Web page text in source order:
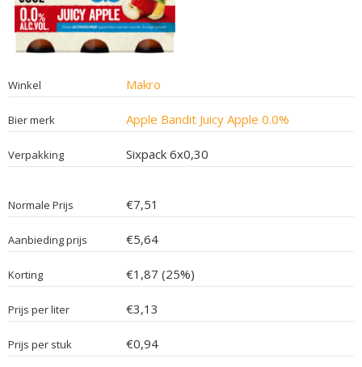
Winkel Makro
Bier merk Apple Bandit Juicy Apple 0.0%
Verpakking Sixpack 6x0,30
Normale Prijs €7,51
Aanbieding prijs €5,64
Korting €1,87 (25%)
Prijs per liter €3,13
Prijs per stuk €0,94